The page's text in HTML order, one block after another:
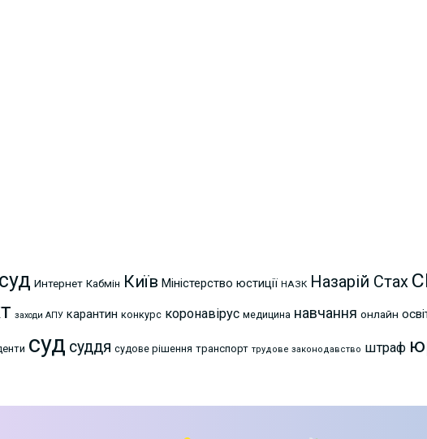
Интернет Кабмін Київ Міністерство юстиції НАЗК Назарій Стах
заходи АПУ карантин конкурс коронавірус медицина навчання онлайн
суд суддя судове рішення транспорт трудове законодавство штраф